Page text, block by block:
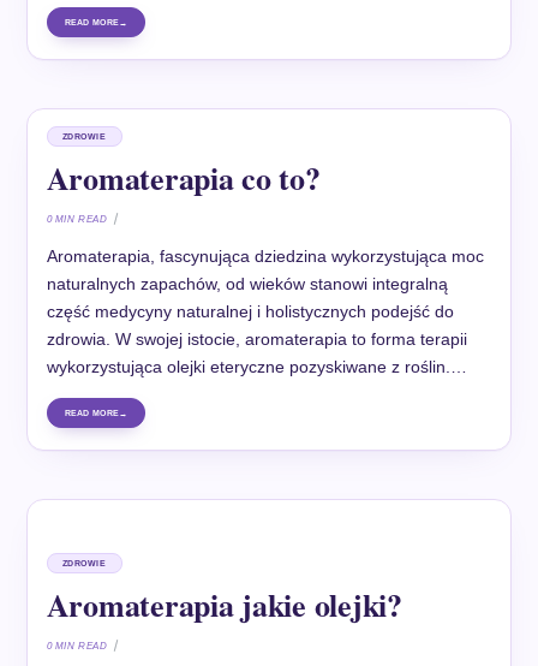
READ MORE
ZDROWIE
Aromaterapia co to?
0 MIN READ
Aromaterapia, fascynująca dziedzina wykorzystująca moc
naturalnych zapachów, od wieków stanowi integralną
część medycyny naturalnej i holistycznych podejść do
zdrowia. W swojej istocie, aromaterapia to forma terapii
wykorzystująca olejki eteryczne pozyskiwane z roślin.…
READ MORE
ZDROWIE
Aromaterapia jakie olejki?
0 MIN READ